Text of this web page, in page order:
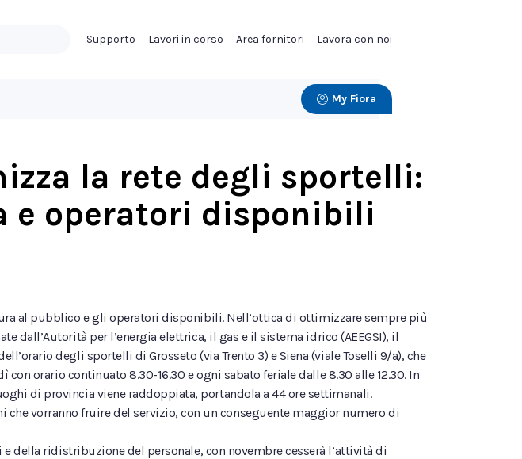
Supporto Lavori in corso Area fornitori Lavora con noi
My Fiora
la rete degli sportelli:
e operatori disponibili
al pubblico e gli operatori disponibili. Nell’ottica di ottimizzare sempre più
per l’energia elettrica, il gas e il sistema idrico (AEEGSI), il
degli sportelli di Grosseto (via Trento 3) e Siena (viale Toselli 9/a), che
orario continuato 8.30-16.30 e ogni sabato feriale dalle 8.30 alle 12.30. In
di provincia viene raddoppiata, portandola a 44 ore settimanali.
vorranno fruire del servizio, con un conseguente maggior numero di
della ridistribuzione del personale, con novembre cesserà l’attività di